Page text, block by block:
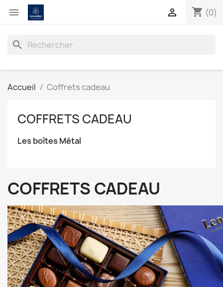
 shopping_cart (0)

search
Accueil Coffrets cadeau
COFFRETS CADEAU
Les boîtes Métal
COFFRETS CADEAU